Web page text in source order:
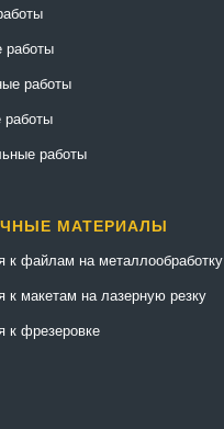
работы
работы
работы
работы
МАТЕРИАЛЫ
к файлам на металлообработку
к макетам на лазерную резку
к фрезеровке